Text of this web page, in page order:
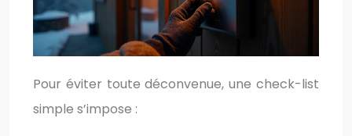
Pour éviter toute déconvenue, une check-list
simple s’impose :